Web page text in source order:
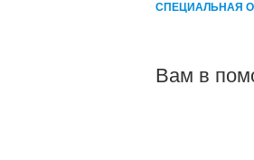
СПЕЦИАЛЬНАЯ
Вам в